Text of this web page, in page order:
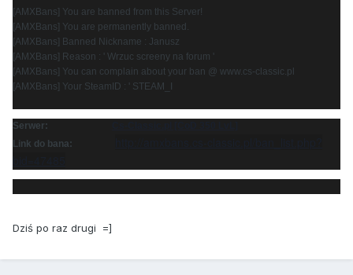
[AMXBans] You are banned from this Server!
[AMXBans] You are permanently banned.
[AMXBans] Banned Nickname : Janusz
[AMXBans] Reason : ' Wrzuc screeny na forum '
[AMXBans] You can complain about your ban @ www.cs-classic.pl
[AMXBans] Your SteamID : ' STEAM_I
Serwer:
Link do bana:
Dziś po raz drugi =]